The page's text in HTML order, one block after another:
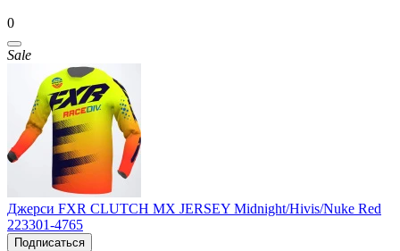
0
Sale
Джерси FXR CLUTCH MX JERSEY Midnight/Hivis/Nuke Red
223301-4765
Подписаться